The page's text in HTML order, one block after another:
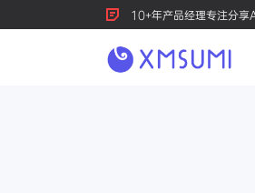
10+年产品经理专注分